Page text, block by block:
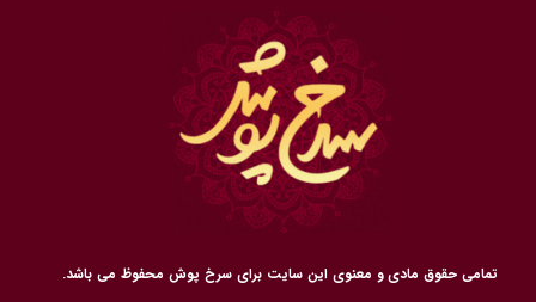
​تمامی حقوق مادی و معنوی این سایت برای سرخ پوش محفوظ می باشد.